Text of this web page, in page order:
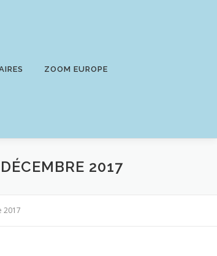
ZOOM EUROPE
2017
2017